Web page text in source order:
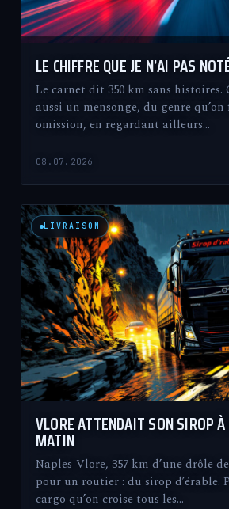
LE CHIFFRE QUE JE N’AI PAS
Le carnet dit 350 km sans histoires.
aussi un mensonge, du genre
omission, en regardant ailleurs…
08.07.2026
LIVRAISON
VLORE ATTENDAIT SON SIROP
MATIN
Naples-Vlore, 357 km d’une drôle
pour un routier : du sirop d’érable.
cargo qu’on croise tous les…